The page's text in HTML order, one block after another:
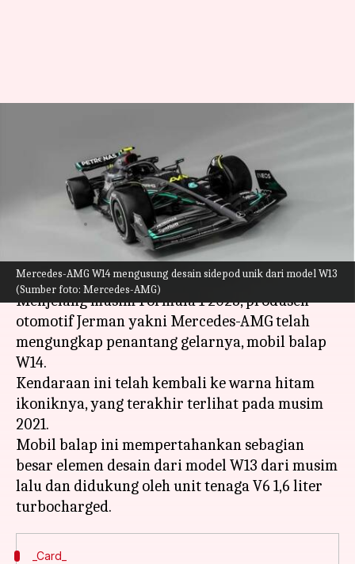
Mercedes-AMG W14 mengusung desain sidepod unik dari model W13
(Sumber foto: Mercedes-AMG)
diluncurkan sebagai
penantang gelar untuk musim
F1 2023
Feb 17, 2023 11:12 am
Apa ceritanya
Menjelang musim Formula 1 2023, produsen
otomotif Jerman yakni Mercedes-AMG telah
mengungkap penantang gelarnya, mobil balap
W14.
Kendaraan ini telah kembali ke warna hitam
ikoniknya, yang terakhir terlihat pada musim
2021.
Mobil balap ini mempertahankan sebagian
besar elemen desain dari model W13 dari musim
lalu dan didukung oleh unit tenaga V6 1,6 liter
_Card_